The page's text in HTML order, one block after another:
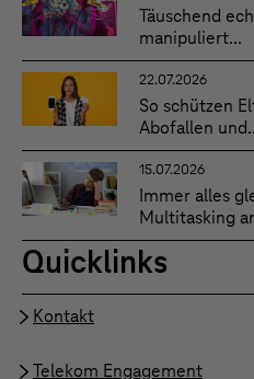
Täuschend
manipuliert...
22.07.2026
So schützen
Abofallen
15.07.2026
Immer alles
Multitasking
Quicklinks
Kontakt
Telekom Engagement